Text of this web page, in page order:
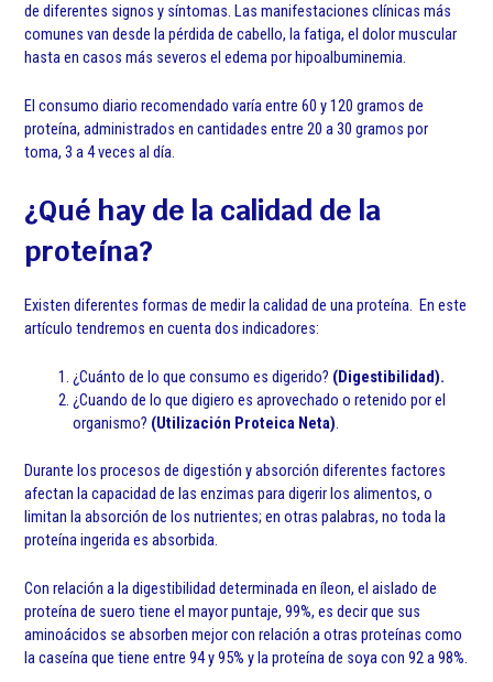
de diferentes signos y síntomas. Las manifestaciones clínicas más
comunes van desde la pérdida de cabello, la fatiga, el dolor muscular
hasta en casos más severos el edema por hipoalbuminemia.
El consumo diario recomendado varía entre 60 y 120 gramos de
proteína, administrados en cantidades entre 20 a 30 gramos por
toma, 3 a 4 veces al día.
¿Qué hay de la calidad de la
proteína?
Existen diferentes formas de medir la calidad de una proteína. En este
artículo tendremos en cuenta dos indicadores:
¿Cuánto de lo que consumo es digerido? (Digestibilidad).
¿Cuando de lo que digiero es aprovechado o retenido por el
organismo? (Utilización Proteica Neta).
Durante los procesos de digestión y absorción diferentes factores
afectan la capacidad de las enzimas para digerir los alimentos, o
limitan la absorción de los nutrientes; en otras palabras, no toda la
proteína ingerida es absorbida.
Con relación a la digestibilidad determinada en íleon, el aislado de
proteína de suero tiene el mayor puntaje, 99%, es decir que sus
aminoácidos se absorben mejor con relación a otras proteínas como
la caseína que tiene entre 94 y 95% y la proteína de soya con 92 a 98%.